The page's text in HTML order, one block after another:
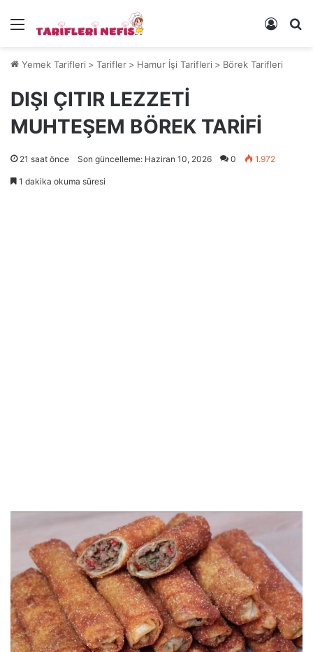
Menü Kayıt
Yemek Tarifleri > Tarifler > Hamur İşi Tarifleri > Börek Tarifleri
DIŞI ÇITIR LEZZETİ
MUHTEŞEM BÖREK TARİFİ
21 saat önce Son güncelleme: Haziran 10, 2026 0 1.972
1 dakika okuma süresi